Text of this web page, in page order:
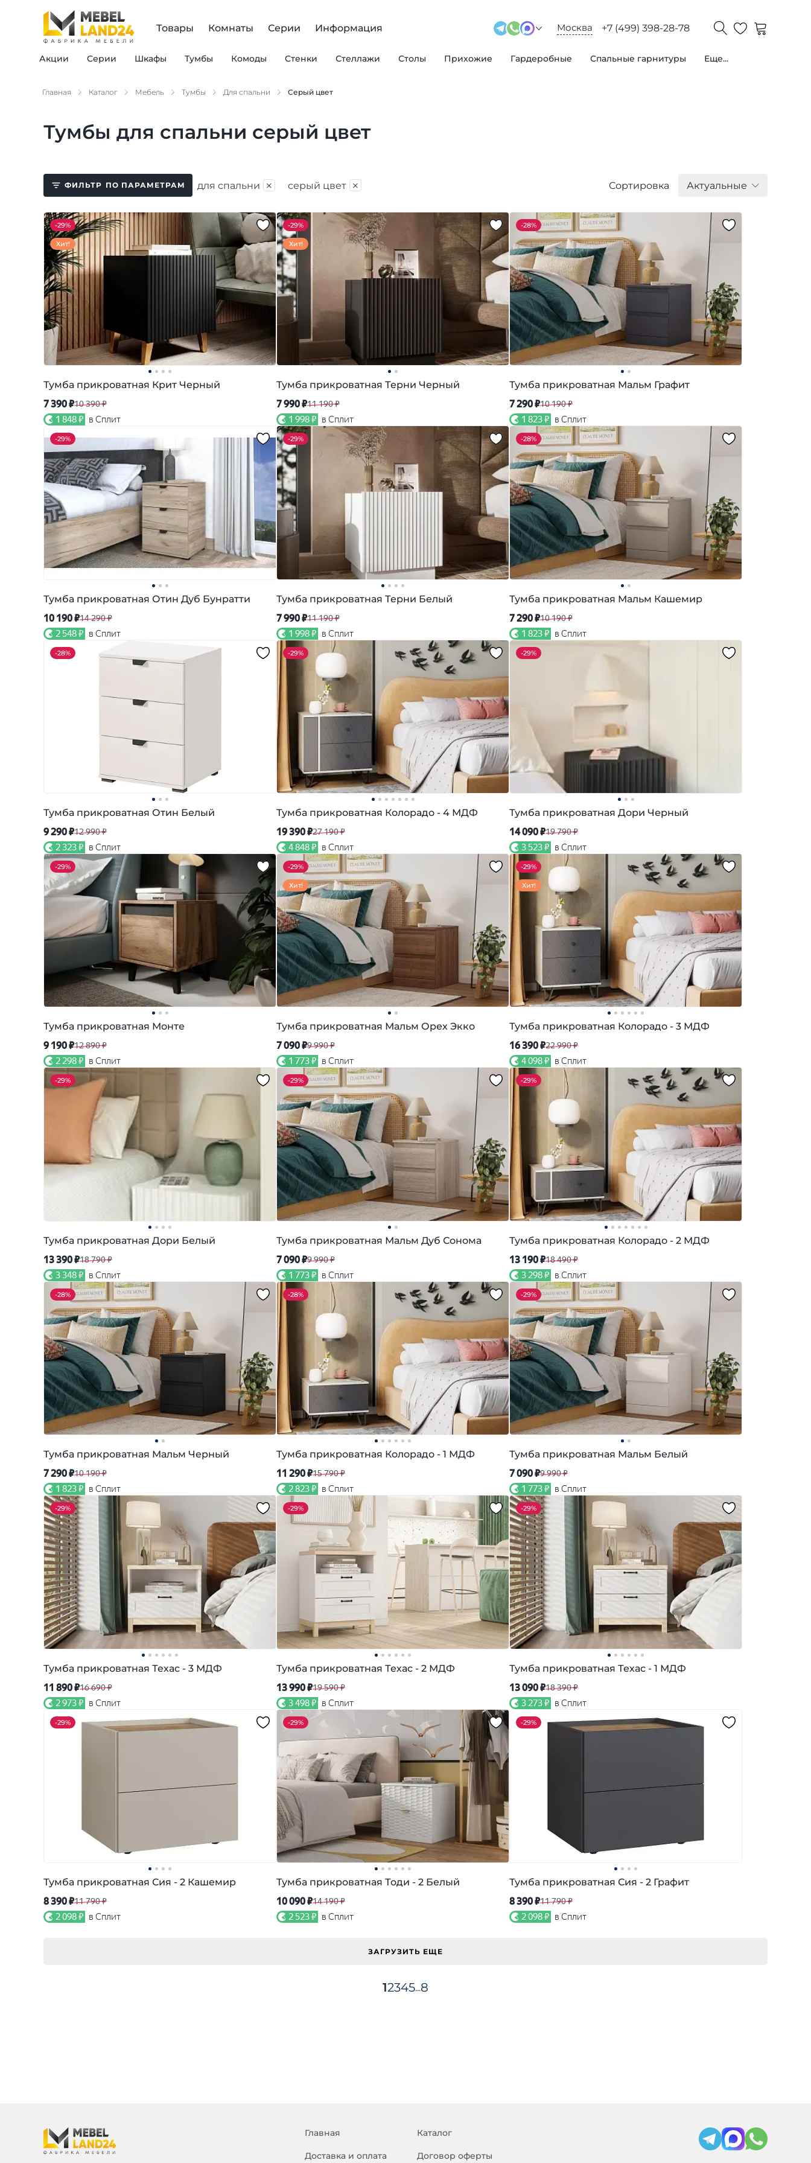
Товары
Акции Серии Шкафы Тумбы Комоды Стенки Стеллажи Столы Прихожие Гардеробные Спальные гарнитуры Еще...
Комнаты Серии Информация Москва +7 (499) 398-28-78
Главная Каталог Мебель Тумбы Для спальни Серый цвет
Тумбы для спальни серый цвет
ФИЛЬТР ПО ПАРАМЕТРАМ для спальни × серый цвет × Сортировка Актуальные
-29%
Хит!
Тумба прикроватная Крит Черный
7 390 ₽10 390 ₽
1 848 ₽ в Сплит
-29%
Хит!
Тумба прикроватная Терни Черный
7 990 ₽11 190 ₽
1 998 ₽ в Сплит
-28%
Тумба прикроватная Мальм Графит
7 290 ₽10 190 ₽
1 823 ₽ в Сплит
-29%
Тумба прикроватная Отин Дуб Бунратти
10 190 ₽14 290 ₽
2 548 ₽ в Сплит
-29%
Тумба прикроватная Терни Белый
7 990 ₽11 190 ₽
1 998 ₽ в Сплит
-28%
Тумба прикроватная Мальм Кашемир
7 290 ₽10 190 ₽
1 823 ₽ в Сплит
-28%
Тумба прикроватная Отин Белый
9 290 ₽12 990 ₽
2 323 ₽ в Сплит
-29%
Тумба прикроватная Колорадо - 4 МДФ
19 390 ₽27 190 ₽
4 848 ₽ в Сплит
-29%
Тумба прикроватная Дори Черный
14 090 ₽19 790 ₽
3 523 ₽ в Сплит
-29%
Тумба прикроватная Монте
9 190 ₽12 890 ₽
2 298 ₽ в Сплит
-29%
Хит!
Тумба прикроватная Мальм Орех Экко
7 090 ₽9 990 ₽
1 773 ₽ в Сплит
-29%
Хит!
Тумба прикроватная Колорадо - 3 МДФ
16 390 ₽22 990 ₽
4 098 ₽ в Сплит
-29%
Тумба прикроватная Дори Белый
13 390 ₽18 790 ₽
3 348 ₽ в Сплит
-29%
Тумба прикроватная Мальм Дуб Сонома
7 090 ₽9 990 ₽
1 773 ₽ в Сплит
-29%
Тумба прикроватная Колорадо - 2 МДФ
13 190 ₽18 490 ₽
3 298 ₽ в Сплит
-28%
Тумба прикроватная Мальм Черный
7 290 ₽10 190 ₽
1 823 ₽ в Сплит
-28%
Тумба прикроватная Колорадо - 1 МДФ
11 290 ₽15 790 ₽
2 823 ₽ в Сплит
-29%
Тумба прикроватная Мальм Белый
7 090 ₽9 990 ₽
1 773 ₽ в Сплит
-29%
Тумба прикроватная Техас - 3 МДФ
11 890 ₽16 690 ₽
2 973 ₽ в Сплит
-29%
Тумба прикроватная Техас - 2 МДФ
13 990 ₽19 590 ₽
3 498 ₽ в Сплит
-29%
Тумба прикроватная Техас - 1 МДФ
13 090 ₽18 390 ₽
3 273 ₽ в Сплит
-29%
Тумба прикроватная Сия - 2 Кашемир
8 390 ₽11 790 ₽
2 098 ₽ в Сплит
-29%
Тумба прикроватная Тоди - 2 Белый
10 090 ₽14 190 ₽
2 523 ₽ в Сплит
-29%
Тумба прикроватная Сия - 2 Графит
8 390 ₽11 790 ₽
2 098 ₽ в Сплит
ЗАГРУЗИТЬ ЕЩЕ
12345...8
Главная Каталог
Доставка и оплата Договор оферты